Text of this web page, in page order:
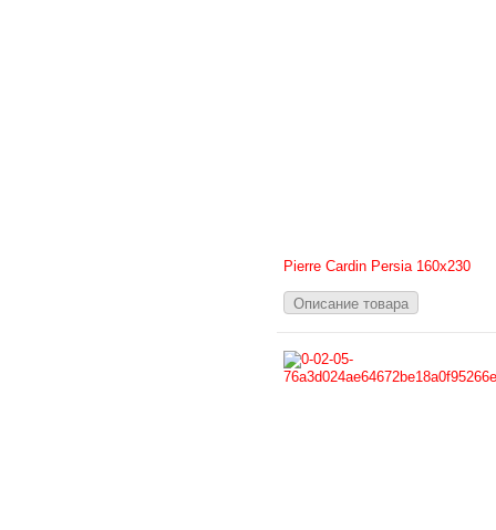
Pierre Cardin Persia 160х230
Описание товара